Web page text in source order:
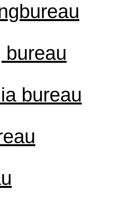
bureau
bureau